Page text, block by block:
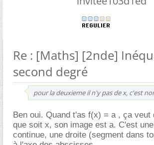
Re : [Maths] [2nde]
second degré
pour la deuxieme il n'y pas de x, c'est
Ben oui. Quand t'as f(x) = a , ça veut
que soit x, son image est a. C'est
continue, une droite (segment dans